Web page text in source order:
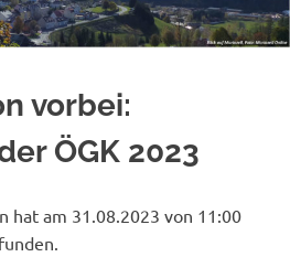
vorbei:
ÖGK 2023
hat am 31.08.2023 von 11:00